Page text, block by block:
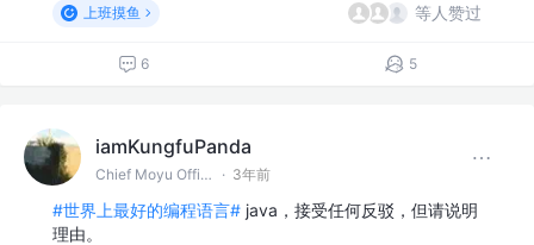
上班摸鱼 等人赞过
6 5
iamKungfuPanda
Chief Moyu Officer @某IT公司 · 3年前
#世界上最好的编程语言# java，接受任何反驳，但请说明
理由。